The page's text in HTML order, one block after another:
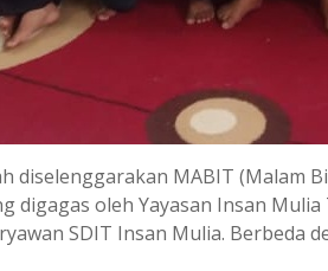
diselenggarakan MABIT (Malam
digagas oleh Yayasan Insan
SDIT Insan Mulia. Berbeda